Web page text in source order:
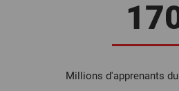
Millions d'apprenants